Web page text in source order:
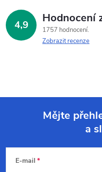
4,9 Hodnocení
1757 hodnocení
Zobrazit recenze
Mějte
a
E-mail